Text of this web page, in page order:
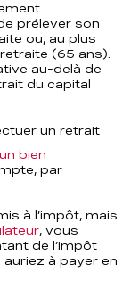
prélever son
ou, au plus
(65 ans).
au-delà de
du capital
un retrait
bien
par
à l’impôt, mais
, vous
de l’impôt
à payer en